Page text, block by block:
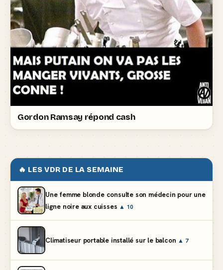
Gordon Ramsay répond cash
🔥 LES VDR DE LA SEMAINE
Une femme blonde consulte son médecin pour une
ligne noire aux cuisses ▲ 10
Climatiseur portable installé sur le balcon ▲ 7